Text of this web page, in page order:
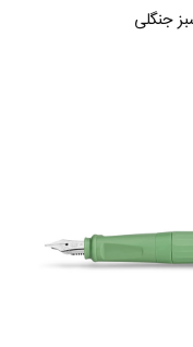
جنگلی